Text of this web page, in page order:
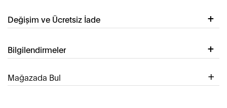
Değişim ve Ücretsiz İade
Bilgilendirmeler
Mağazada Bul